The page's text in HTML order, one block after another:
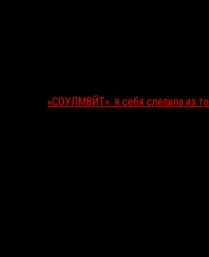
«СОУЛМ8ЙТ»: я себя слепила из